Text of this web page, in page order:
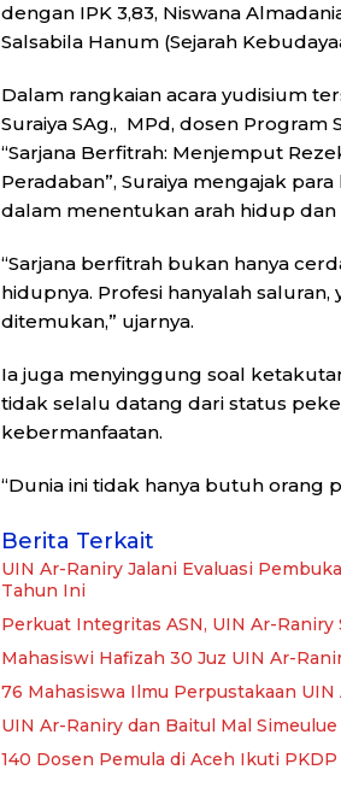
dengan IPK 3,83, Niswana
Salsabila Hanum (Sejarah
Dalam rangkaian acara yudisium
Suraiya SAg., MPd, dosen
“Sarjana Berfitrah: Menjemput
Peradaban”, Suraiya mengajak
dalam menentukan arah hidup
“Sarjana berfitrah bukan hanya
hidupnya. Profesi hanyalah
ditemukan,” ujarnya.
Ia juga menyinggung soal
tidak selalu datang dari status
kebermanfaatan.
“Dunia ini tidak hanya butuh orang
Berita Terkait
UIN Ar-Raniry Jalani Evaluasi
Tahun Ini
Perkuat Integritas ASN, UIN Ar-
Mahasiswi Hafizah 30 Juz UIN Ar-
76 Mahasiswa Ilmu Perpustakaan
UIN Ar-Raniry dan Baitul Mal
140 Dosen Pemula di Aceh Ikuti